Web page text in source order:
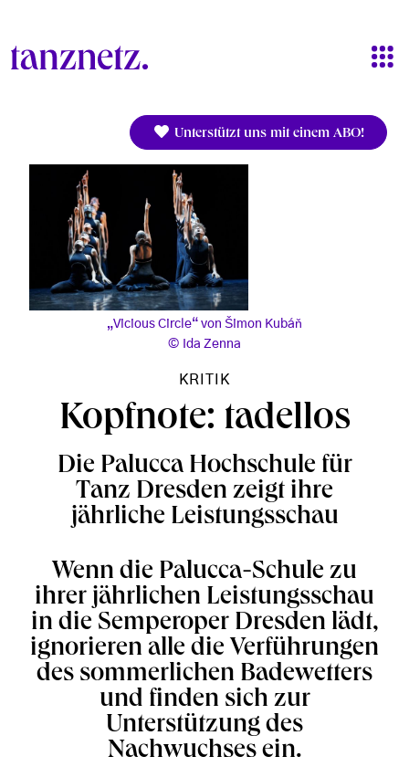
Unterstützt uns mit einem ABO!
„Vicious Circle“ von Šimon Kubáň
Ida Zenna
KRITIK
Kopfnote: tadellos
Die Palucca Hochschule für
Tanz Dresden zeigt ihre
jährliche Leistungsschau
Wenn die Palucca-Schule zu
ihrer jährlichen Leistungsschau
in die Semperoper Dresden lädt,
ignorieren alle die Verführungen
des sommerlichen Badewetters
und finden sich zur
Unterstützung des
Nachwuchses ein.